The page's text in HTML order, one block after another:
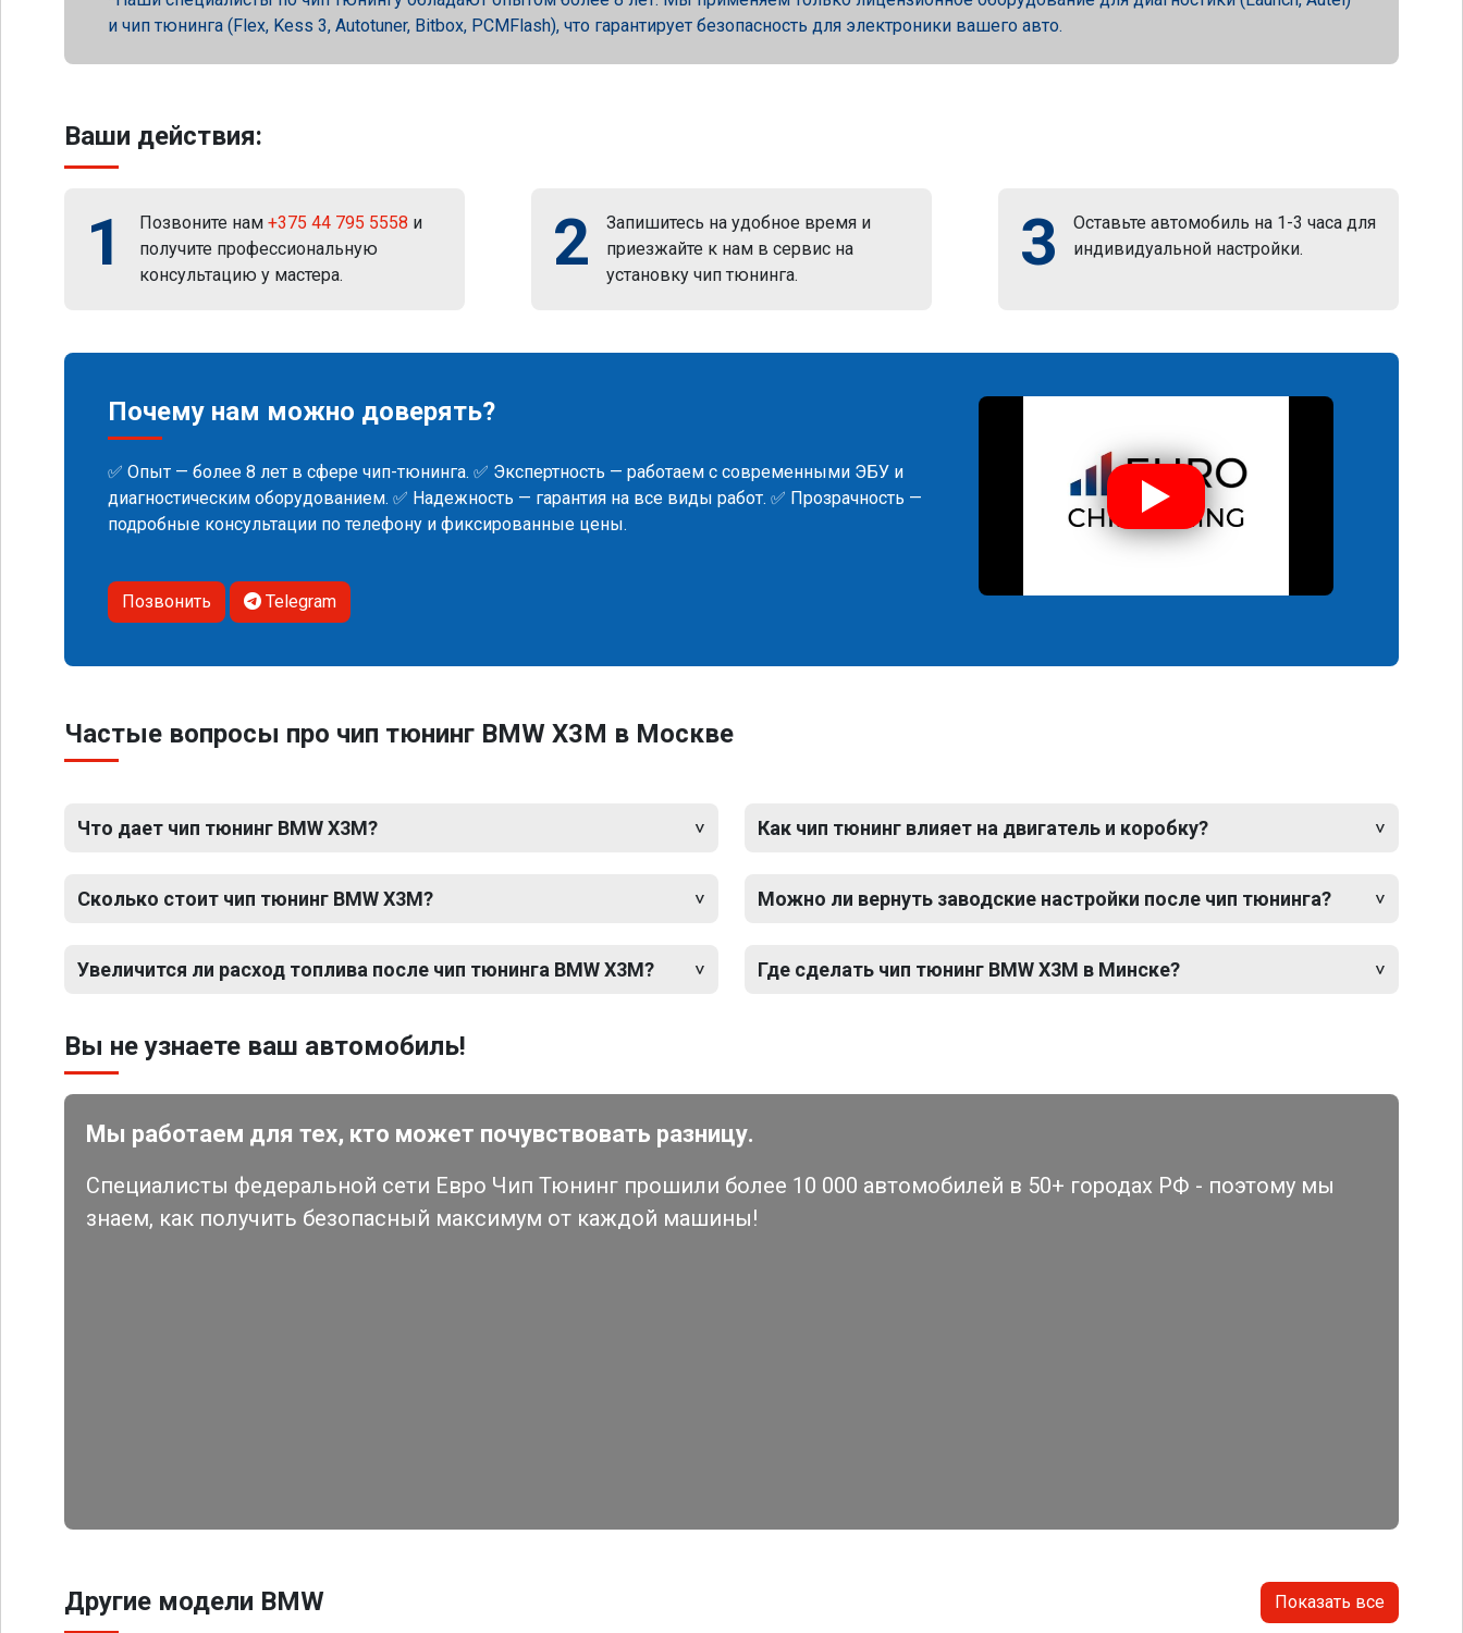
и чип тюнинга (Flex, Kess 3, Autotuner, Bitbox, PCMFlash), что гарантирует безопасность для электроники вашего авто.
Ваши действия:
1 Позвоните нам +375 44 795 5558 и
получите профессиональную
консультацию у мастера.
2
Запишитесь на удобное время и
приезжайте к нам в сервис на
установку чип тюнинга.
3
Оставьте автомобиль на 1-3 часа для
индивидуальной настройки.
Почему нам можно доверять?
✅ Опыт — более 8 лет в сфере чип-тюнинга. ✅ Экспертность — работаем с современными ЭБУ и
диагностическим оборудованием. ✅ Надежность — гарантия на все виды работ. ✅ Прозрачность —
подробные консультации по телефону и фиксированные цены.
Позвонить Telegram
Частые вопросы про чип тюнинг BMW X3M в Москве
Что дает чип тюнинг BMW X3M?
Сколько стоит чип тюнинг BMW X3M?
Увеличится ли расход топлива после чип тюнинга BMW X3M?
Как чип тюнинг влияет на двигатель и коробку?
Можно ли вернуть заводские настройки после чип тюнинга?
Где сделать чип тюнинг BMW X3M в Минске?
Вы не узнаете ваш автомобиль!
Мы работаем для тех, кто может почувствовать разницу.
Специалисты федеральной сети Евро Чип Тюнинг прошили более 10 000 автомобилей в 50+ городах РФ - поэтому мы
знаем, как получить безопасный максимум от каждой машины!
Другие модели BMW Показать все